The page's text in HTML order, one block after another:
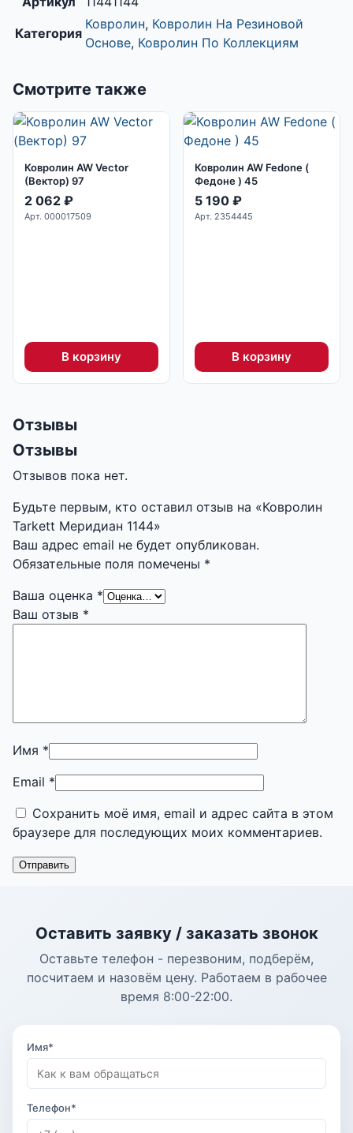
Категория
Ковролин, Ковролин На Резиновой
Основе, Ковролин По Коллекциям
Смотрите также
Ковролин AW Vector
(Вектор) 97
2 062 ₽
Арт. 000017509
В корзину
Ковролин AW Fedone (
Федоне ) 45
5 190 ₽
Арт. 2354445
В корзину
Отзывы
Отзывы
Отзывов пока нет.
Будьте первым, кто оставил отзыв на «Ковролин
Tarkett Меридиан 1144»
Ваш адрес email не будет опубликован.
Обязательные поля помечены *
Ваша оценка *
Ваш отзыв *
Имя *
Email *
Сохранить моё имя, email и адрес сайта в этом
браузере для последующих моих комментариев.
Оставить заявку / заказать звонок
Оставьте телефон - перезвоним, подберём,
посчитаем и назовём цену. Работаем в рабочее
время 8:00-22:00.
Имя*
Телефон*